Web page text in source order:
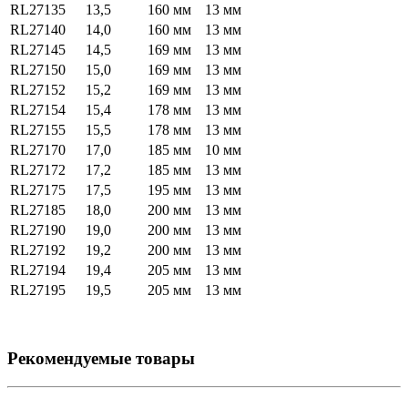
RL27135
13,5 160 мм
13 мм
RL27140
14,0 160 мм
13 мм
RL27145
14,5 169 мм
13 мм
RL27150
15,0 169 мм
13 мм
RL27152
15,2 169 мм
13 мм
RL27154
15,4 178 мм
13 мм
RL27155
15,5 178 мм
13 мм
RL27170
17,0 185 мм
10 мм
RL27172
17,2 185 мм
13 мм
RL27175
17,5 195 мм
13 мм
RL27185
18,0 200 мм
13 мм
RL27190
19,0 200 мм
13 мм
RL27192
19,2 200 мм
13 мм
RL27194
19,4 205 мм
13 мм
RL27195
19,5 205 мм 13 мм
Рекомендуемые товары